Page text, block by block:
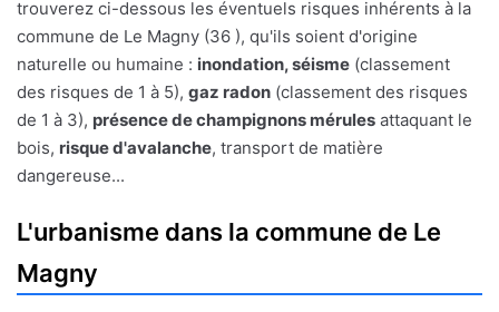
trouverez ci-dessous les éventuels risques inhérents à la
commune de Le Magny (36 ), qu'ils soient d'origine
naturelle ou humaine : inondation, séisme (classement
des risques de 1 à 5), gaz radon (classement des risques
de 1 à 3), présence de champignons mérules attaquant le
bois, risque d'avalanche, transport de matière
dangereuse...
L'urbanisme dans la commune de Le
Magny